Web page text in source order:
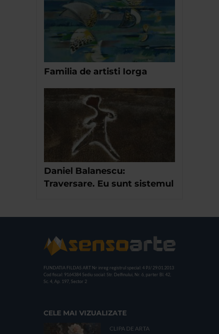
Familia de artisti Iorga
Daniel Balanescu:
Traversare. Eu sunt sistemul
FUNDATIA FILDAS ART Nr inreg registrul special: 4 PJ/ 29.01.2013
Cod fiscal: 9164384 Sediu social: Str. Delfinului, Nr. 6, parter Bl. 42,
Sc. 4, Ap. 197, Sector 2
CELE MAI VIZUALIZATE
CLIPA DE ARTA